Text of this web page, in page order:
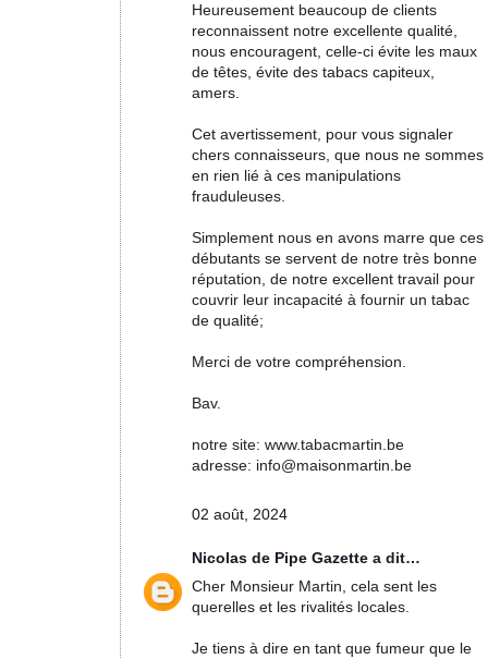
Heureusement beaucoup de clients
reconnaissent notre excellente qualité,
nous encouragent, celle-ci évite les maux
de têtes, évite des tabacs capiteux,
amers.
Cet avertissement, pour vous signaler
chers connaisseurs, que nous ne sommes
en rien lié à ces manipulations
frauduleuses.
Simplement nous en avons marre que ces
débutants se servent de notre très bonne
réputation, de notre excellent travail pour
couvrir leur incapacité à fournir un tabac
de qualité;
Merci de votre compréhension.
Bav.
notre site: www.tabacmartin.be
adresse: info@maisonmartin.be
02 août, 2024
Nicolas de Pipe Gazette a dit…
Cher Monsieur Martin, cela sent les
querelles et les rivalités locales.
Je tiens à dire en tant que fumeur que le